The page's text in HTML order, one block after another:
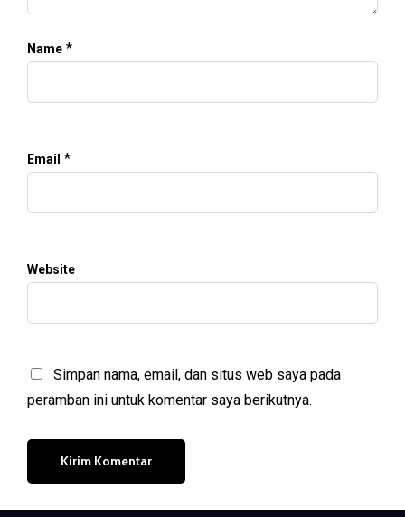
Name *
Email *
Website
Simpan nama, email, dan situs web saya pada
peramban ini untuk komentar saya berikutnya.